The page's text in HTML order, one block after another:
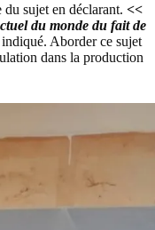
sujet en déclarant. <<
du monde du fait de
Aborder ce sujet
dans la production